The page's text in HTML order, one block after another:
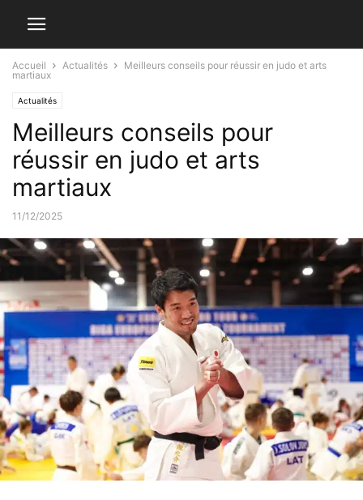
Accueil Actualités
Meilleurs conseils pour réussir en judo et arts
martiaux
Actualités
Meilleurs conseils pour
réussir en judo et arts
martiaux
11/12/2025